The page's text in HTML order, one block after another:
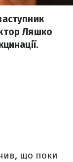
Ляшко
що поки